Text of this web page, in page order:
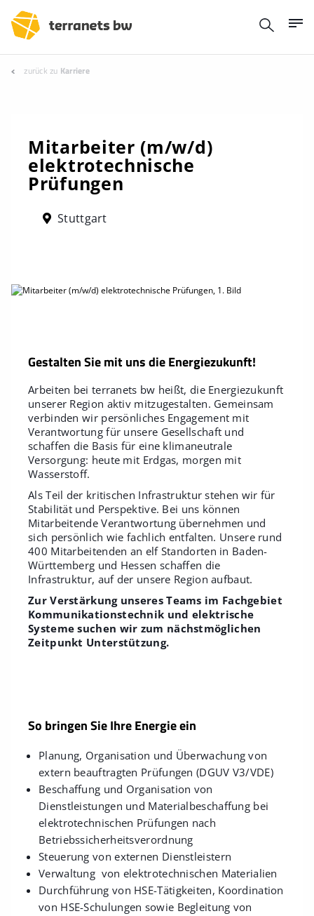
zurück zu Karriere
Mitarbeiter (m/w/d)
elektrotechnische
Prüfungen
Stuttgart
Gestalten Sie mit uns die Energiezukunft!
Arbeiten bei terranets bw heißt, die Energiezukunft
unserer Region aktiv mitzugestalten. Gemeinsam
verbinden wir persönliches Engagement mit
Verantwortung für unsere Gesellschaft und
schaffen die Basis für eine klimaneutrale
Versorgung: heute mit Erdgas, morgen mit
Wasserstoff.
Als Teil der kritischen Infrastruktur stehen wir für
Stabilität und Perspektive. Bei uns können
Mitarbeitende Verantwortung übernehmen und
sich persönlich wie fachlich entfalten. Unsere rund
400 Mitarbeitenden an elf Standorten in Baden-
Württemberg und Hessen schaffen die
Infrastruktur, auf der unsere Region aufbaut.
Zur Verstärkung unseres Teams im Fachgebiet
Kommunikationstechnik und elektrische
Systeme suchen wir zum nächstmöglichen
Zeitpunkt Unterstützung.
So bringen Sie Ihre Energie ein
Planung, Organisation und Überwachung von
extern beauftragten Prüfungen (DGUV V3/VDE)
Beschaffung und Organisation von
Dienstleistungen und Materialbeschaffung bei
elektrotechnischen Prüfungen nach
Betriebssicherheitsverordnung
Steuerung von externen Dienstleistern
Verwaltung von elektrotechnischen Materialien
Durchführung von HSE-Tätigkeiten, Koordination
von HSE-Schulungen sowie Begleitung von